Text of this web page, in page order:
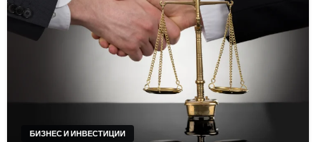
БИЗНЕС И ИНВЕСТИЦИИ